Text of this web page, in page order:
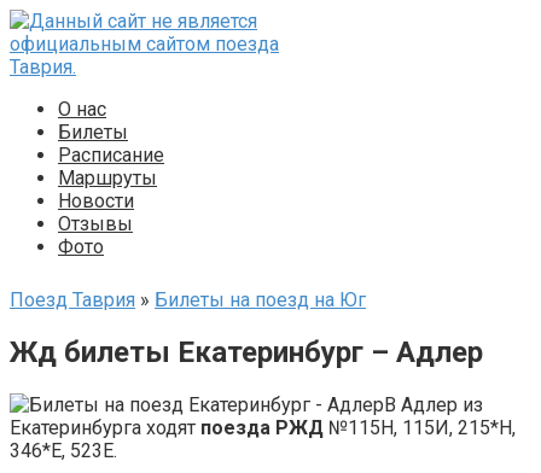
Перейти
к
контенту
О нас
Билеты
Расписание
Маршруты
Новости
Отзывы
Фото
Поезд Таврия » Билеты на поезд на Юг
Жд билеты Екатеринбург – Адлер
В Адлер из
Екатеринбурга ходят поезда РЖД №115Н, 115И, 215*Н,
346*Е, 523Е.